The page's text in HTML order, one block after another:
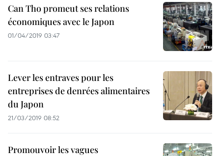
Can Tho promeut ses relations
économiques avec le Japon
01/04/2019 03:47
Lever les entraves pour les
entreprises de denrées alimentaires
du Japon
21/03/2019 08:52
Promouvoir les vagues